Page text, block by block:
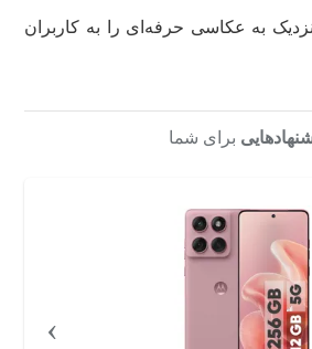
نزدیک به عکاسی حرفه‌ای را به کاربران
برای شما
›